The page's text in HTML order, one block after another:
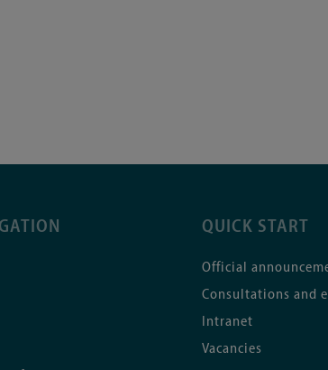
QUICK START
Official
Consultations and
Intranet
Vacancies